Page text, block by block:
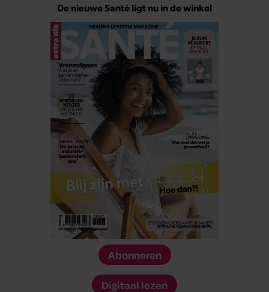
De nieuwe Santé ligt nu in de winkel
Abonneren
Digitaal lezen